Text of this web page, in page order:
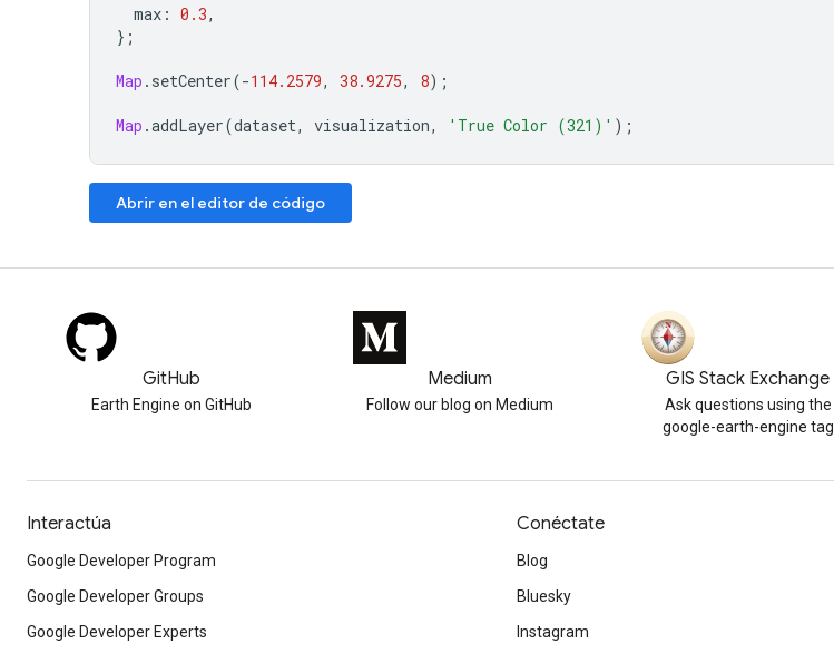
max : 0.3,
};
Map . setCenter(-114.2579, 38.9275, 8);
Map .addLayer(dataset, visualization, 'True Color (321)' );
Abrir en el editor de código
GitHub
Earth Engine on GitHub
Medium
Follow our blog on Medium
GIS Stack Exchange
Ask questions using the
google-earth-engine tag
Interactúa
Google Developer Program
Google Developer Groups
Google Developer Experts
Conéctate
Blog
Bluesky
Instagram